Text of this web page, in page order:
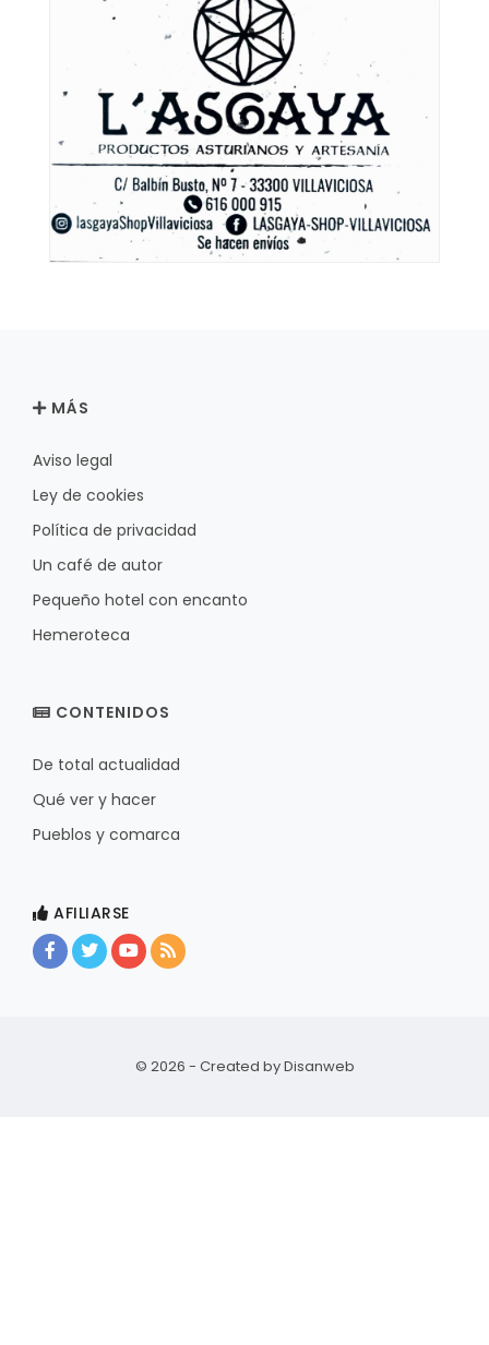
MÁS
Aviso legal
Ley de cookies
Política de privacidad
Un café de autor
Pequeño hotel con encanto
Hemeroteca
CONTENIDOS
De total actualidad
Qué ver y hacer
Pueblos y comarca
AFILIARSE
© 2026 - Created byDisanweb